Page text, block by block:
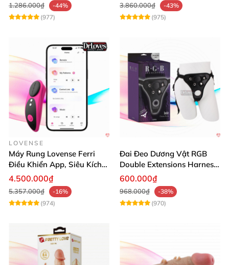
1.286.000₫
-44%
(977)
3.860.000₫
-43%
(975)
LOVENSE
Máy Rung Lovense Ferri
Điều Khiển App, Siêu Kích
Thích, An Toàn
4.500.000₫
5.357.000₫
-16%
(974)
Đai Đeo Dương Vật RGB
Double Extensions Harness
Hấp Dẫn Đầy Cảm Xúc
600.000₫
968.000₫
-38%
(970)